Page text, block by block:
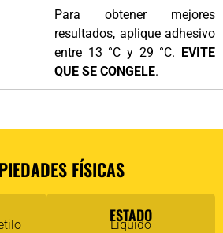
Para obtener mejores
resultados, aplique adhesivo
entre 13 °C y 29 °C. EVITE
QUE SE CONGELE.
FÍSICAS
ESTADO
Líquido